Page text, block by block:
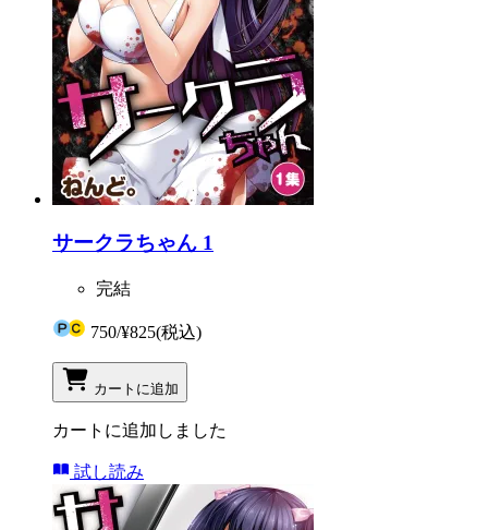
サークラちゃん 1
完結
750/¥825(税込)
カートに追加
カートに追加しました
試し読み